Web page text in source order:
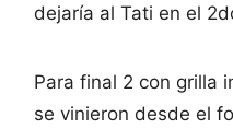
dejaría al Tati en el
Para final 2 con grilla
se vinieron desde el